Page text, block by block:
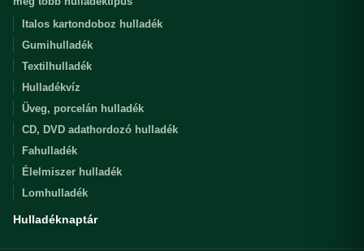
Italos kartondoboz hulladék
Gumihulladék
Textilhulladék
Hulladékvíz
Üveg, porcelán hulladék
CD, DVD adathordozó hulladék
Fahulladék
Élelmiszer hulladék
Lomhulladék
Hulladéknaptár